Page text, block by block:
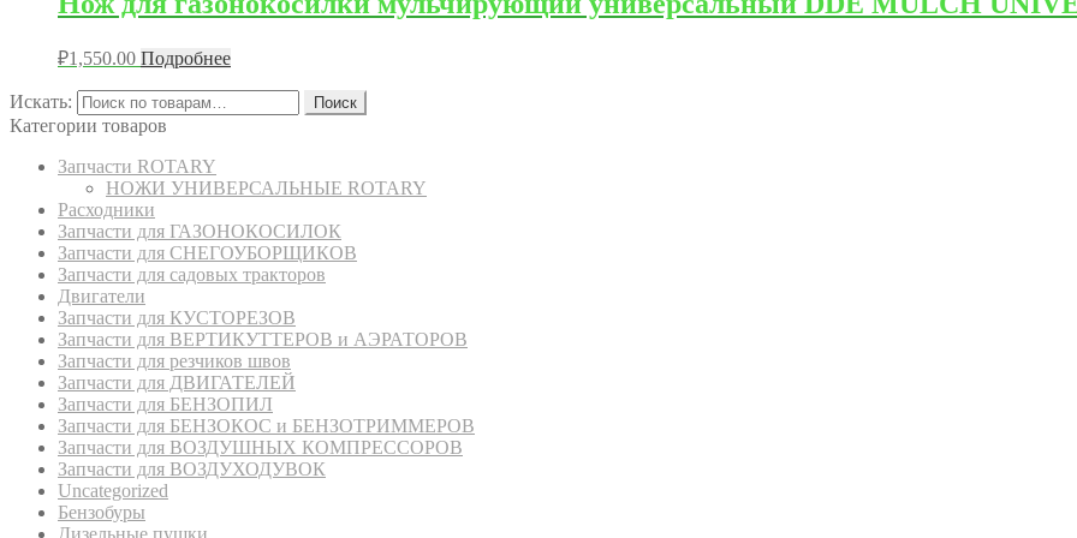
₽1,550.00 Подробнее
Искать: Поиск
Категории товаров
Запчасти ROTARY
НОЖИ УНИВЕРСАЛЬНЫЕ ROTARY
Расходники
Запчасти для ГАЗОНОКОСИЛОК
Запчасти для СНЕГОУБОРЩИКОВ
Запчасти для садовых тракторов
Двигатели
Запчасти для КУСТОРЕЗОВ
Запчасти для ВЕРТИКУТТЕРОВ и АЭРАТОРОВ
Запчасти для резчиков швов
Запчасти для ДВИГАТЕЛЕЙ
Запчасти для БЕНЗОПИЛ
Запчасти для БЕНЗОКОС и БЕНЗОТРИММЕРОВ
Запчасти для ВОЗДУШНЫХ КОМПРЕССОРОВ
Запчасти для ВОЗДУХОДУВОК
Uncategorized
Бензобуры